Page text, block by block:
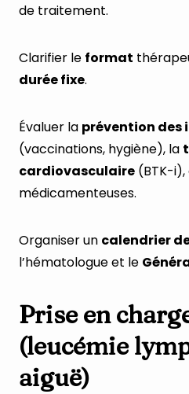
de traitement.
Clarifier le format
durée fixe.
Évaluer la prévention des
(vaccinations, hygiène), la
cardiovasculaire (BTK-
médicamenteuses.
Organiser un calendrier
l’hématologue et le
Prise en
(leucémie
aiguë)